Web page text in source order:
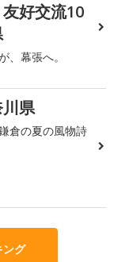
好交流10
、幕張へ。
県
倉の夏の風物詩
ング